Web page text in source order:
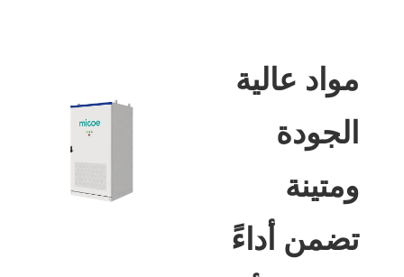
مواد عالية
الجودة
ومتينة
تضمن أداءً